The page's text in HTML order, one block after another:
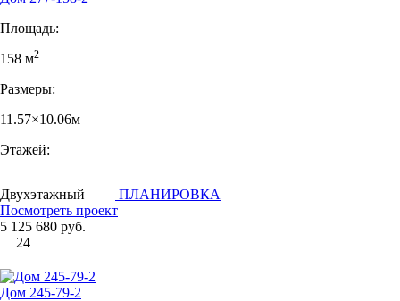
Площадь:
158 м2
Размеры:
11.57×10.06м
Этажей:
Двухэтажный
ПЛАНИРОВКА
Посмотреть проект
5 125 680 руб.
24
Дом 245-79-2